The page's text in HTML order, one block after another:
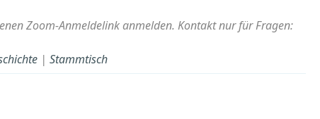
Zoom-Anmeldelink anmelden. Kontakt nur für Fragen:
| Stammtisch